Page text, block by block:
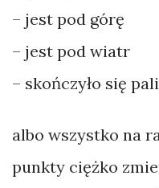
– jest pod górę
– jest pod wiatr
– skończyło się
albo wszystko na
punkty ciężko